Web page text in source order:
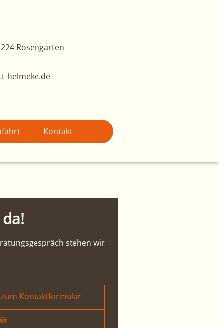
Rosengarten
helmeke.de
Kontakt
stehen wir
zum Kontaktformular